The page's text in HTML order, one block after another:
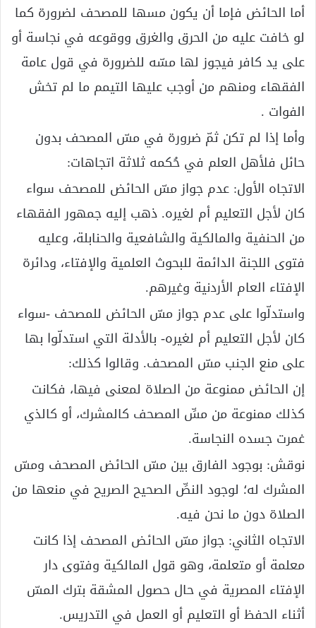
أما الحائض فإما أن يكون مسها للمصحف لضرورة كما
لو خافت عليه من الحرق والغرق ووقوعه في نجاسة أو
على يد كافر فيجوز لها مسّه للضرورة في قول عامة
الفقهاء ومنهم من أوجب عليها التيمم ما لم تخش
الفوات .
وأما إذا لم تكن ثمّ ضرورة في مسّ المصحف بدون
حائل فلأهل العلم في حُكمه ثلاثة اتجاهات:
الاتجاه الأول: عدم جواز مسّ الحائض للمصحف سواء
كان لأجل التعليم أم لغيره. ذهب إليه جمهور الفقهاء
من الحنفية والمالكية والشافعية والحنابلة، وعليه
فتوى اللجنة الدائمة للبحوث العلمية والإفتاء، ودائرة
الإفتاء العام الأردنية وغيرهم.
واستدلّوا على عدم جواز مسّ الحائض للمصحف -سواء
كان لأجل التعليم أم لغيره- بالأدلة التي استدلّوا بها
على منع الجنب مسّ المصحف. وقالوا كذلك:
إن الحائض ممنوعة من الصلاة لمعنى فيها، فكانت
كذلك ممنوعة من مسِّ المصحف كالمشرك، أو كالذي
غمرت جسده النجاسة.
نوقش: بوجود الفارق بين مسّ الحائض المصحف ومسّ
المشرك له؛ لوجود النصِّ الصحيح الصريح في منعها من
الصلاة دون ما نحن فيه.
الاتجاه الثاني: جواز مسّ الحائض المصحف إذا كانت
معلمة أو متعلمة، وهو قول المالكية وفتوى دار
الإفتاء المصرية في حال حصول المشقة بترك المسّ
أثناء الحفظ أو التعليم أو العمل في التدريس.